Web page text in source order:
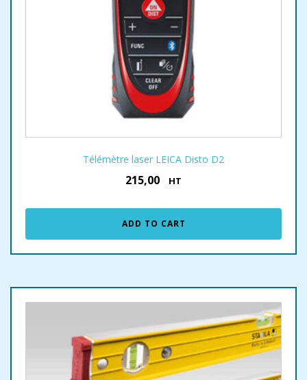
Télémètre laser LEICA Disto D2
215,00 HT
ADD TO CART